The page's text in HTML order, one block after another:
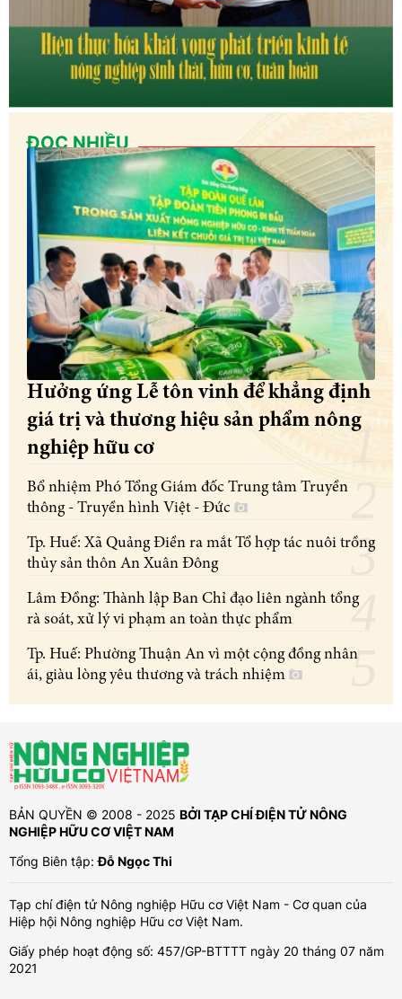
ĐỌC NHIỀU
Hưởng ứng Lễ tôn vinh để khẳng định
giá trị và thương hiệu sản phẩm nông
nghiệp hữu cơ
Bổ nhiệm Phó Tổng Giám đốc Trung tâm Truyền
thông - Truyền hình Việt - Đức
Tp. Huế: Xã Quảng Điền ra mắt Tổ hợp tác nuôi trồng
thủy sản thôn An Xuân Đông
Lâm Đồng: Thành lập Ban Chỉ đạo liên ngành tổng
rà soát, xử lý vi phạm an toàn thực phẩm
Tp. Huế: Phường Thuận An vì một cộng đồng nhân
ái, giàu lòng yêu thương và trách nhiệm
BẢN QUYỀN © 2008 - 2025 BỞI TẠP CHÍ ĐIỆN TỬ NÔNG
NGHIỆP HỮU CƠ VIỆT NAM
Tổng Biên tập:Đỗ Ngọc Thi
Tạp chí điện tử Nông nghiệp Hữu cơ Việt Nam - Cơ quan của
Hiệp hội Nông nghiệp Hữu cơ Việt Nam.
Giấy phép hoạt động số: 457/GP-BTTTT ngày 20 tháng 07 năm
2021